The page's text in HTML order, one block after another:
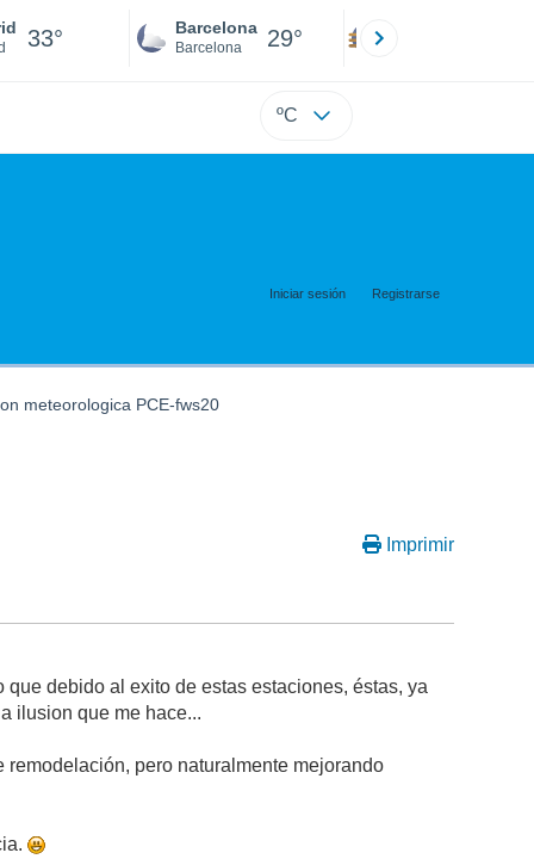
33° Barcelona
Barcelona 29°
ºC
Iniciar sesión Registrarse
meteorologica PCE-fws20
Imprimir
debido al exito de estas estaciones, éstas, ya
ilusion que me hace...
pero naturalmente mejorando